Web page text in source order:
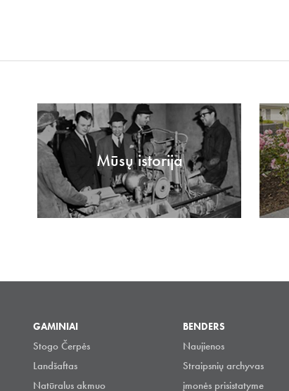
Mūsų istorija
GAMINIAI
Stogo Čerpės
Landšaftas
Natūralus akmuo
BENDERS
Naujienos
Straipsnių archyvas
įmonės prisistatyme